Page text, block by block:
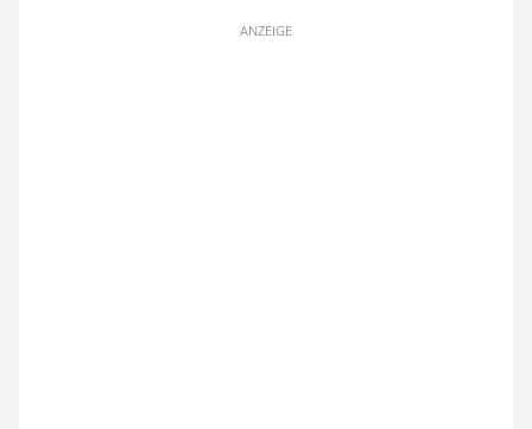
ANZEIGE